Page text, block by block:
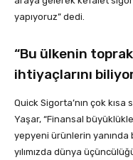
yapıyoruz” dedi.
“Bu ülkenin
ihtiyaçlarını
Quick Sigorta’nın çok
Yaşar, “Finansal
yepyeni ürünlerin yanında
yılımızda dünya